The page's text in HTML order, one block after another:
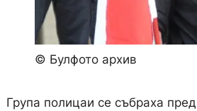
© Булфото архив
Група полицаи се събраха